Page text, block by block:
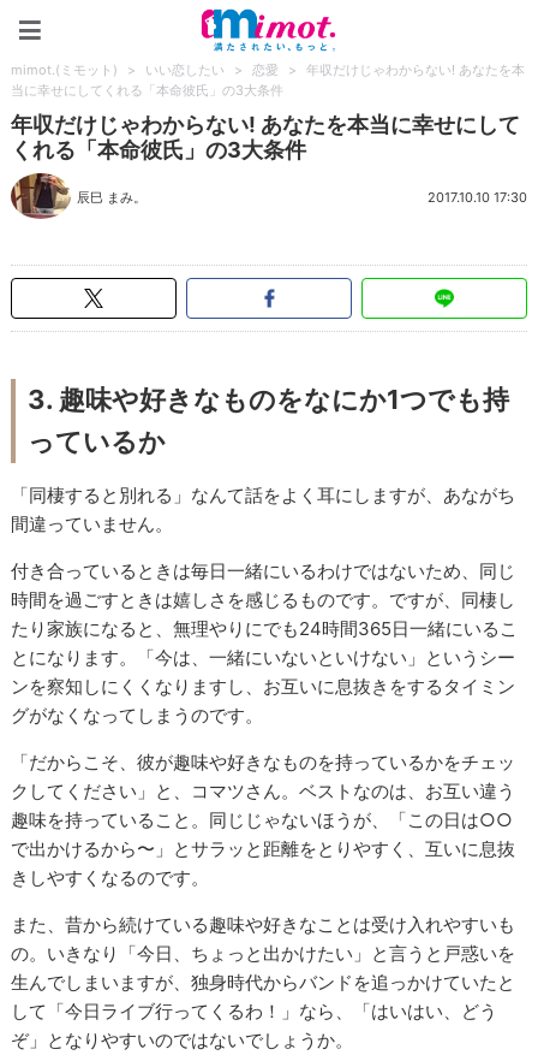
mimot.(ミモット) > いい恋したい > 恋愛 >
年収だけじゃわからない! あなたを本
当に幸せにしてくれる「本命彼氏」の3大条件
年収だけじゃわからない! あなたを本当に幸せにして
くれる「本命彼氏」の3大条件
辰巳 まみ。 2017.10.10 17:30
3. 趣味や好きなものをなにか1つでも持
っているか
「同棲すると別れる」なんて話をよく耳にしますが、あながち
間違っていません。
付き合っているときは毎日一緒にいるわけではないため、同じ
時間を過ごすときは嬉しさを感じるものです。ですが、同棲し
たり家族になると、無理やりにでも24時間365日一緒にいるこ
とになります。「今は、一緒にいないといけない」というシー
ンを察知しにくくなりますし、お互いに息抜きをするタイミン
グがなくなってしまうのです。
「だからこそ、彼が趣味や好きなものを持っているかをチェッ
クしてください」と、コマツさん。ベストなのは、お互い違う
趣味を持っていること。同じじゃないほうが、「この日は○○
で出かけるから〜」とサラッと距離をとりやすく、互いに息抜
きしやすくなるのです。
また、昔から続けている趣味や好きなことは受け入れやすいも
の。いきなり「今日、ちょっと出かけたい」と言うと戸惑いを
生んでしまいますが、独身時代からバンドを追っかけていたと
して「今日ライブ行ってくるわ！」なら、「はいはい、どう
ぞ」となりやすいのではないでしょうか。